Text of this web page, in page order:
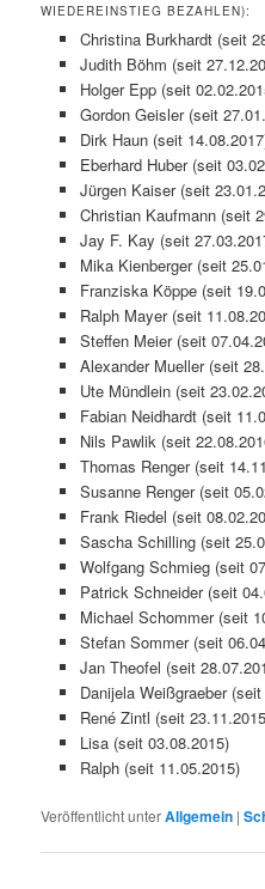
WIEDEREINSTIEG BEZAHLEN):
Christina Burkhardt (seit
Judith Böhm (seit
Holger Epp (seit
Gordon Geisler (seit
Dirk Haun (seit
Eberhard Huber (seit
Jürgen Kaiser (seit
Christian Kaufmann (seit
Jay F. Kay (seit
Mika Kienberger (seit
Franziska Köppe (seit
Ralph Mayer (seit
Steffen Meier (seit
Alexander Mueller (seit
Ute Mündlein (seit
Fabian Neidhardt (seit
Nils Pawlik (seit
Thomas Renger (seit
Susanne Renger (seit
Frank Riedel (seit
Sascha Schilling (seit
Wolfgang Schmieg (seit
Patrick Schneider (seit
Michael Schommer (seit
Stefan Sommer (seit
Jan Theofel (seit
Danijela Weißgraeber
René Zintl (seit
Lisa (seit 03.08.2015)
Ralph (seit 11.05.2015)
Veröffentlicht unterAllgemein |